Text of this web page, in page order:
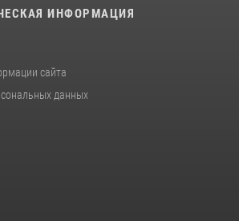
ИНФОРМАЦИЯ
сайта
данных